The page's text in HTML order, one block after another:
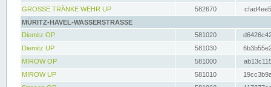
GROSSE TRÄNKE WEHR UP
582670
MÜRITZ-HAVEL-WASSERSTRASSE
Diemitz OP
581020
Diemitz UP
581030
MIROW OP
581000
MIROW UP
581010